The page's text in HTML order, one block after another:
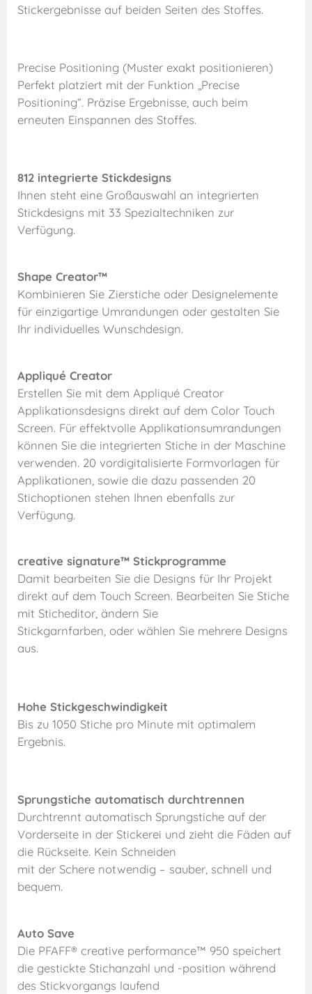
Stickergebnisse auf beiden Seiten des Stoffes.
Precise Positioning (Muster exakt positionieren)
Perfekt platziert mit der Funktion „Precise
Positioning“. Präzise Ergebnisse, auch beim
erneuten Einspannen des Stoffes.
812 integrierte Stickdesigns
Ihnen steht eine Großauswahl an integrierten
Stickdesigns mit 33 Spezialtechniken zur
Verfügung.
Shape Creator™
Kombinieren Sie Zierstiche oder Designelemente
für einzigartige Umrandungen oder gestalten Sie
Ihr individuelles Wunschdesign.
Appliqué Creator
Erstellen Sie mit dem Appliqué Creator
Applikationsdesigns direkt auf dem Color Touch
Screen. Für effektvolle Applikationsumrandungen
können Sie die integrierten Stiche in der Maschine
verwenden. 20 vordigitalisierte Formvorlagen für
Applikationen, sowie die dazu passenden 20
Stichoptionen stehen Ihnen ebenfalls zur
Verfügung.
creative signature™ Stickprogramme
Damit bearbeiten Sie die Designs für Ihr Projekt
direkt auf dem Touch Screen. Bearbeiten Sie Stiche
mit Sticheditor, ändern Sie
Stickgarnfarben, oder wählen Sie mehrere Designs
aus.
Hohe Stickgeschwindigkeit
Bis zu 1050 Stiche pro Minute mit optimalem
Ergebnis.
Sprungstiche automatisch durchtrennen
Durchtrennt automatisch Sprungstiche auf der
Vorderseite in der Stickerei und zieht die Fäden auf
die Rückseite. Kein Schneiden
mit der Schere notwendig – sauber, schnell und
bequem.
Auto Save
Die PFAFF® creative performance™ 950 speichert
die gestickte Stichanzahl und -position während
des Stickvorgangs laufend